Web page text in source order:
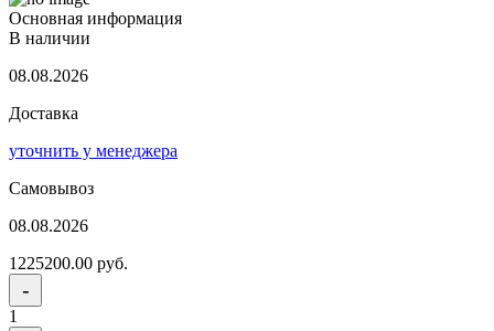
Основная информация
В наличии
08.08.2026
Доставка
уточнить у менеджера
Самовывоз
08.08.2026
1225200.00 руб.
-
1